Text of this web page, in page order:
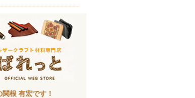
関根 有宏です！